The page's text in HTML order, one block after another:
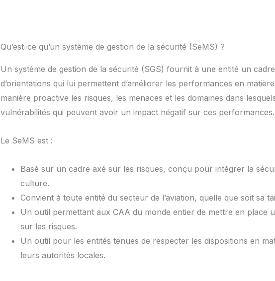
Qu’est-ce qu’un système de gestion de la sécurité (SeMS) ?
Un système de gestion de la sécurité (SGS) fournit à une entité un
d’orientations qui lui permettent d’améliorer les performances en
manière proactive les risques, les menaces et les domaines dans
vulnérabilités qui peuvent avoir un impact négatif sur ces performances.
Le SeMS est :
Basé sur un cadre axé sur les risques, conçu pour intégrer la
culture.
Convient à toute entité du secteur de l’aviation, quelle que soit sa
Un outil permettant aux CAA du monde entier de mettre en place
sur les risques.
Un outil pour les entités tenues de respecter les dispositions en
leurs autorités locales.